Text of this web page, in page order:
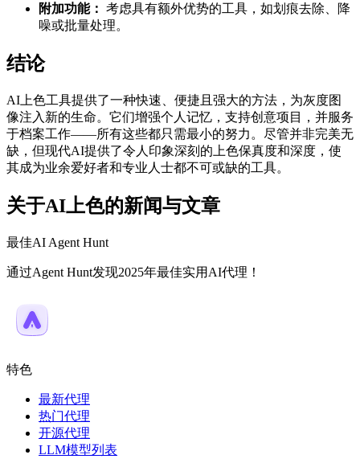
附加功能： 考虑具有额外优势的工具，如划痕去除、降
噪或批量处理。
结论
AI上色工具提供了一种快速、便捷且强大的方法，为灰度图
像注入新的生命。它们增强个人记忆，支持创意项目，并服务
于档案工作——所有这些都只需最小的努力。尽管并非完美无
缺，但现代AI提供了令人印象深刻的上色保真度和深度，使
其成为业余爱好者和专业人士都不可或缺的工具。
关于AI上色的新闻与文章
最佳AI Agent Hunt
通过Agent Hunt发现2025年最佳实用AI代理！
特色
最新代理
热门代理
开源代理
LLM模型列表